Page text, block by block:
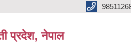
प्रदेश, नेपाल